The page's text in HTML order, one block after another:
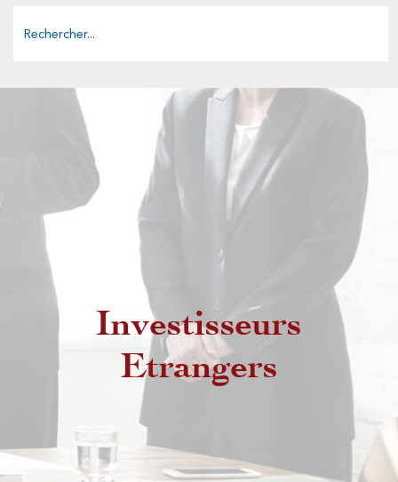
Investisseurs
Etrangers
Etrangers non résidents
Etrangers résidents au Maroc
MRE